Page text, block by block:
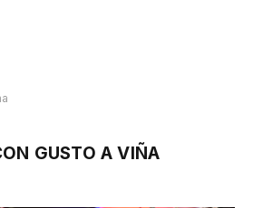
GUSTO A VIÑA